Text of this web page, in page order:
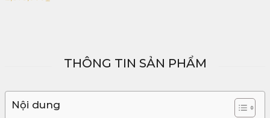
THÔNG TIN SẢN PHẨM
Nội dung